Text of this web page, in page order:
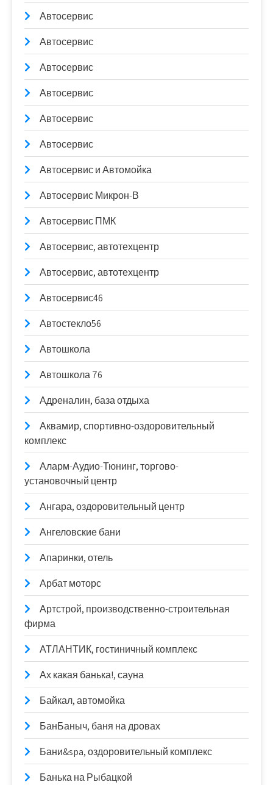
Автосервис
Автосервис
Автосервис
Автосервис
Автосервис
Автосервис
Автосервис и Автомойка
Автосервис Микрон-В
Автосервис ПМК
Автосервис, автотехцентр
Автосервис, автотехцентр
Автосервис46
Автостекло56
Автошкола
Автошкола 76
Адреналин, база отдыха
Аквамир, спортивно-оздоровительный
комплекс
Аларм-Аудио-Тюнинг, торгово-
установочный центр
Ангара, оздоровительный центр
Ангеловские бани
Апаринки, отель
Арбат моторс
Артстрой, производственно-строительная
фирма
АТЛАНТИК, гостиничный комплекс
Ах какая банька!, сауна
Байкал, автомойка
БанБаныч, баня на дровах
Бани&spa, оздоровительный комплекс
Банька на Рыбацкой